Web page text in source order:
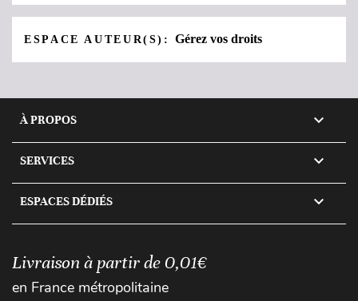
ESPACE AUTEUR(S):Gérez vos droits
À PROPOS 
SERVICES 
ESPACES DÉDIÉS 
Livraison à partir de 0,01€
en France métropolitaine